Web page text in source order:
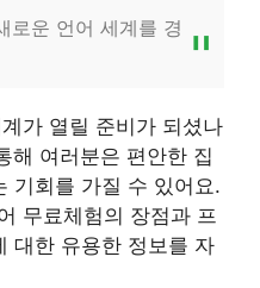
로운 언어 세계를 경
가 열릴 준비가 되셨나
해 여러분은 편안한 집
기회를 가질 수 있어요.
무료체험의 장점과 프
대한 유용한 정보를 자